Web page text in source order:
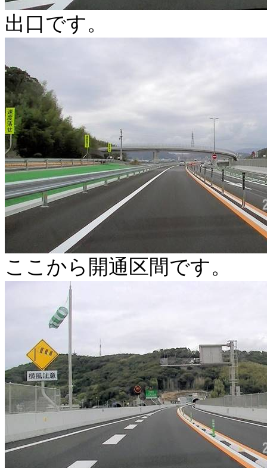
出口です。
ここから開通区間です。